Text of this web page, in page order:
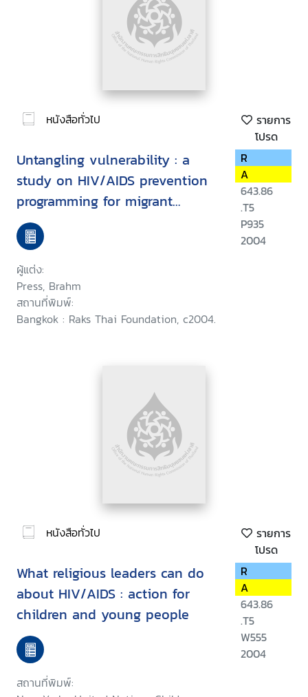
หนังสือทั่วไป
รายการ
โปรด
Untangling vulnerability : a
study on HIV/AIDS prevention
programming for migrant
fishermen and related
populations in Thailand
ผู้แต่ง:
Press, Brahm
สถานที่พิมพ์:
Bangkok : Raks Thai Foundation, c2004.
R
A
643.86
.T5
P935
2004
หนังสือทั่วไป
รายการ
โปรด
What religious leaders can do
about HIV/AIDS : action for
children and young people
สถานที่พิมพ์:
R
A
643.86
.T5
W555
2004